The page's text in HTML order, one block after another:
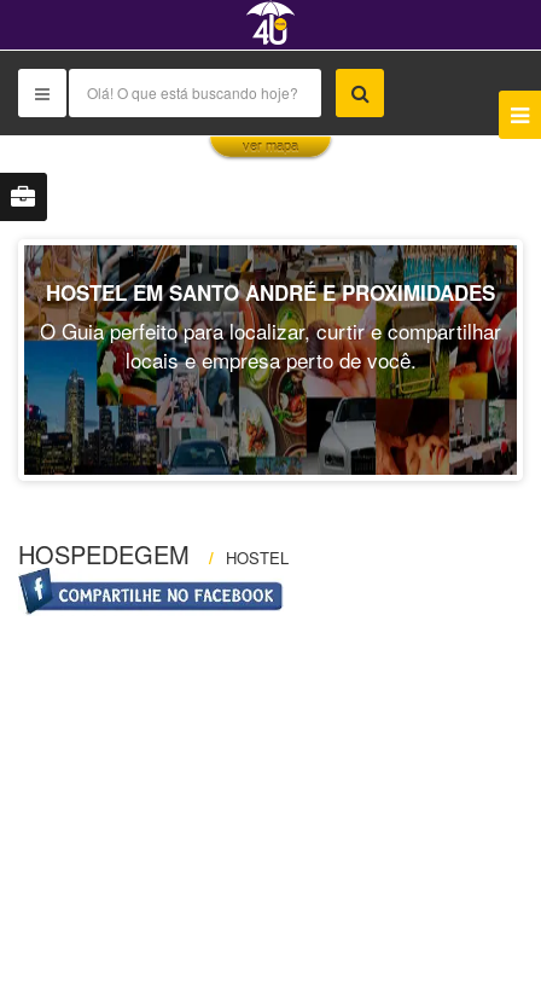
ver mapa
HOSTEL EM SANTO ANDRÉ E PROXIMIDADES
O Guia perfeito para localizar, curtir e compartilhar
locais e empresa perto de você.
HOSPEDEGEM / HOSTEL